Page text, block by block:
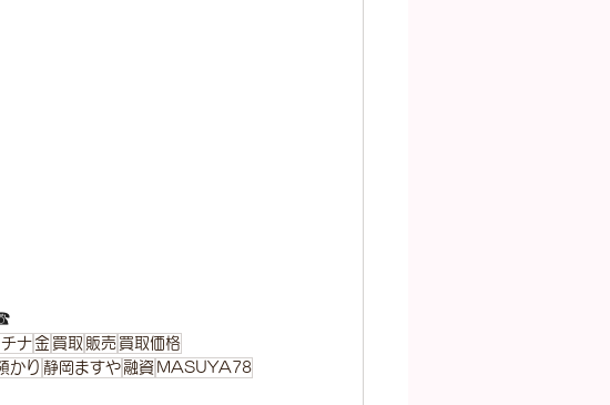
ナ 金 買取 販売 買取価格
かり 静岡ますや 融資 MASUYA78